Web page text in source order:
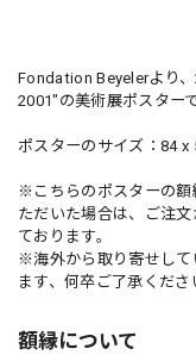
Fondation Beyelerより
2001"の美術展ポスターで
ポスターのサイズ：84 x
※こちらのポスターの額
ただいた場合は、ご注
ております。
※海外から取り寄せして
ます、何卒ご了承くださ
額縁について